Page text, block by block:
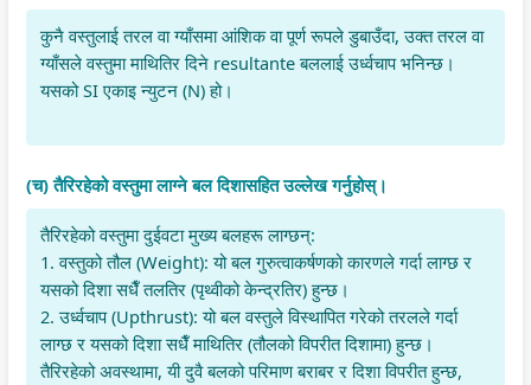
कुनै वस्तुलाई तरल वा ग्याँसमा आंशिक वा पूर्ण रूपले डुबाउँदा, उक्त तरल वा
ग्याँसले वस्तुमा माथितिर दिने resultante बललाई उर्ध्वचाप भनिन्छ।
यसको SI एकाइ न्युटन (N) हो।
(च) तैरिरहेको वस्तुमा लाग्ने बल दिशासहित उल्लेख गर्नुहोस्।
तैरिरहेको वस्तुमा दुईवटा मुख्य बलहरू लाग्छन्:
1. वस्तुको तौल (Weight): यो बल गुरुत्वाकर्षणको कारणले गर्दा लाग्छ र
यसको दिशा सधैँ तलतिर (पृथ्वीको केन्द्रतिर) हुन्छ।
2. उर्ध्वचाप (Upthrust): यो बल वस्तुले विस्थापित गरेको तरलले गर्दा
लाग्छ र यसको दिशा सधैँ माथितिर (तौलको विपरीत दिशामा) हुन्छ।
तैरिरहेको अवस्थामा, यी दुवै बलको परिमाण बराबर र दिशा विपरीत हुन्छ,